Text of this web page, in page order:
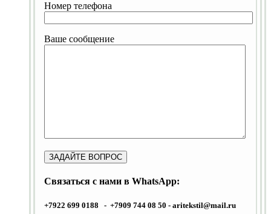
Номер телефона
Ваше сообщение
Связаться с нами в WhatsApp:
+7922 699 0188 - +7909 744 08 50 - aritekstil@mail.ru